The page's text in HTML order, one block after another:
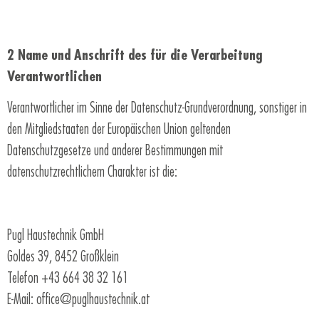
2 Name und Anschrift des für die Verarbeitung
Verantwortlichen
Verantwortlicher im Sinne der Datenschutz-Grundverordnung, sonstiger in
den Mitgliedstaaten der Europäischen Union geltenden
Datenschutzgesetze und anderer Bestimmungen mit
datenschutzrechtlichem Charakter ist die:
Pugl Haustechnik GmbH
Goldes 39, 8452 Großklein
Telefon +43 664 38 32 161
E-Mail: office@puglhaustechnik.at